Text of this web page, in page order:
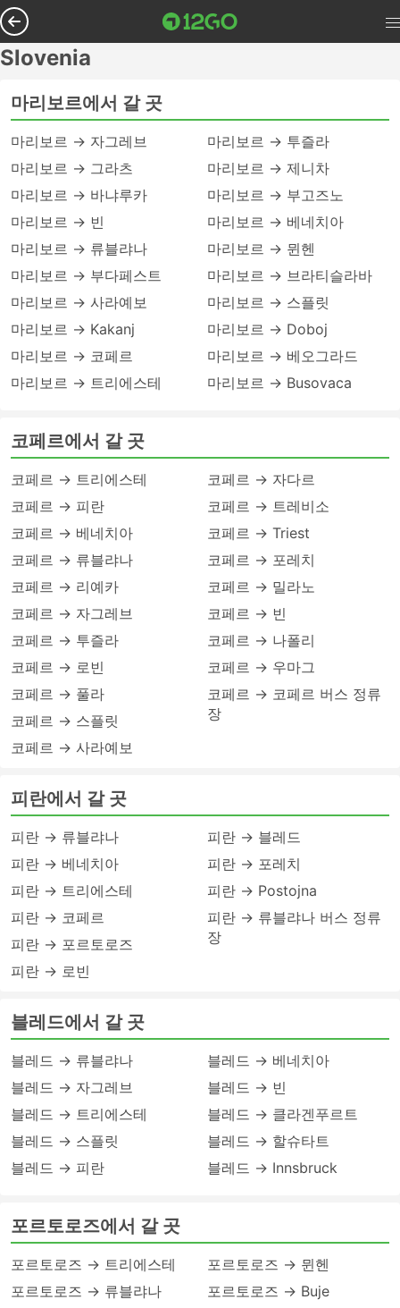
Slovenia
마리보르에서 갈 곳
마리보르 → 자그레브
마리보르 → 그라츠
마리보르 → 바냐루카
마리보르 → 빈
마리보르 → 류블랴나
마리보르 → 부다페스트
마리보르 → 사라예보
마리보르 → Kakanj
마리보르 → 코페르
마리보르 → 트리에스테
마리보르 → 투즐라
마리보르 → 제니차
마리보르 → 부고즈노
마리보르 → 베네치아
마리보르 → 뮌헨
마리보르 → 브라티슬라바
마리보르 → 스플릿
마리보르 → Doboj
마리보르 → 베오그라드
마리보르 → Busovaca
코페르에서 갈 곳
코페르 → 트리에스테
코페르 → 피란
코페르 → 베네치아
코페르 → 류블랴나
코페르 → 리예카
코페르 → 자그레브
코페르 → 투즐라
코페르 → 로빈
코페르 → 풀라
코페르 → 스플릿
코페르 → 사라예보
코페르 → 자다르
코페르 → 트레비소
코페르 → Triest
코페르 → 포레치
코페르 → 밀라노
코페르 → 빈
코페르 → 나폴리
코페르 → 우마그
코페르 → 코페르 버스 정류
장
피란에서 갈 곳
피란 → 류블랴나
피란 → 베네치아
피란 → 트리에스테
피란 → 코페르
피란 → 포르토로즈
피란 → 로빈
피란 → 블레드
피란 → 포레치
피란 → Postojna
피란 → 류블랴나 버스 정류
장
블레드에서 갈 곳
블레드 → 류블랴나
블레드 → 자그레브
블레드 → 트리에스테
블레드 → 스플릿
블레드 → 피란
블레드 → 베네치아
블레드 → 빈
블레드 → 클라겐푸르트
블레드 → 할슈타트
블레드 → Innsbruck
포르토로즈에서 갈 곳
포르토로즈 → 트리에스테
포르토로즈 → 류블랴나
포르토로즈 → 뮌헨
포르토로즈 → Buje